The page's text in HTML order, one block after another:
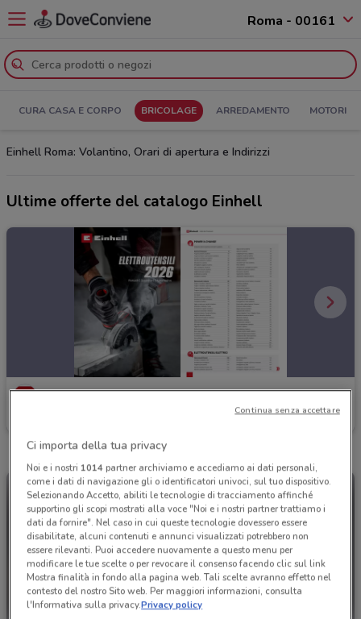
Roma - 00161
CURA CASA E CORPO BRICOLAGE ARREDAMENTO MOTORI
Einhell Roma: Volantino, Orari di apertura e Indirizzi
Ultime offerte del catalogo Einhell
Einhell
Ci importa della tua privacy
Noi e i nostri 1014partner archiviamo e accediamo ai dati personali,
come i dati di navigazione gli o identificatori univoci, sul tuo dispositivo.
Selezionando Accetto, abiliti le tecnologie di tracciamento affinché
supportino gli scopi mostrati alla voce "Noi e i nostri partner trattiamo i
dati da fornire". Nel caso in cui queste tecnologie dovessero essere
disabilitate, alcuni contenuti e annunci visualizzati potrebbero non
essere rilevanti. Puoi accedere nuovamente a questo menu per
modificare le tue scelte o per revocare il consenso facendo clic sul link
Mostra finalità in fondo alla pagina web. Tali scelte avranno effetto nel
contesto del nostro Sito web. Per maggiori informazioni, consulta
l'Informativa sulla privacy.Privacy policy
Continua senza accettare